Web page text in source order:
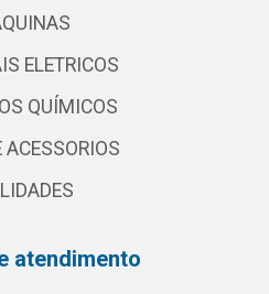
ELETRICOS
QUÍMICOS
ACESSORIOS
atendimento